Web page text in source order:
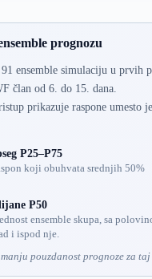
prognozu
ensemble simulaciju u prvih
član od 6. do 15. dana.
prikazuje raspone umesto
P25–P75
koji obuhvata srednjih 50%
P50
ensemble skupa, sa
i ispod nje.
pouzdanost prognoze za taj